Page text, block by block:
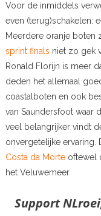
Voor de inmiddels
even (terug)schakelen:
Meerdere oranje boten
sprint finals niet zo gek
Ronald Florijn is meer
deden het allemaal
coastalboten en ook
van Saundersfoot waar
veel belangrijker vindt
onvergetelijke ervaring.
Costa da Morteoftewel
het Veluwemeer.
Support